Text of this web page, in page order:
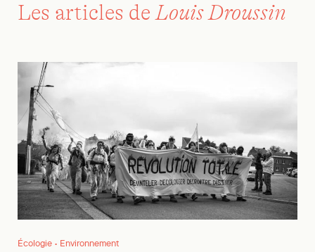
Les articles deLouis Droussin
Écologie • Environnement